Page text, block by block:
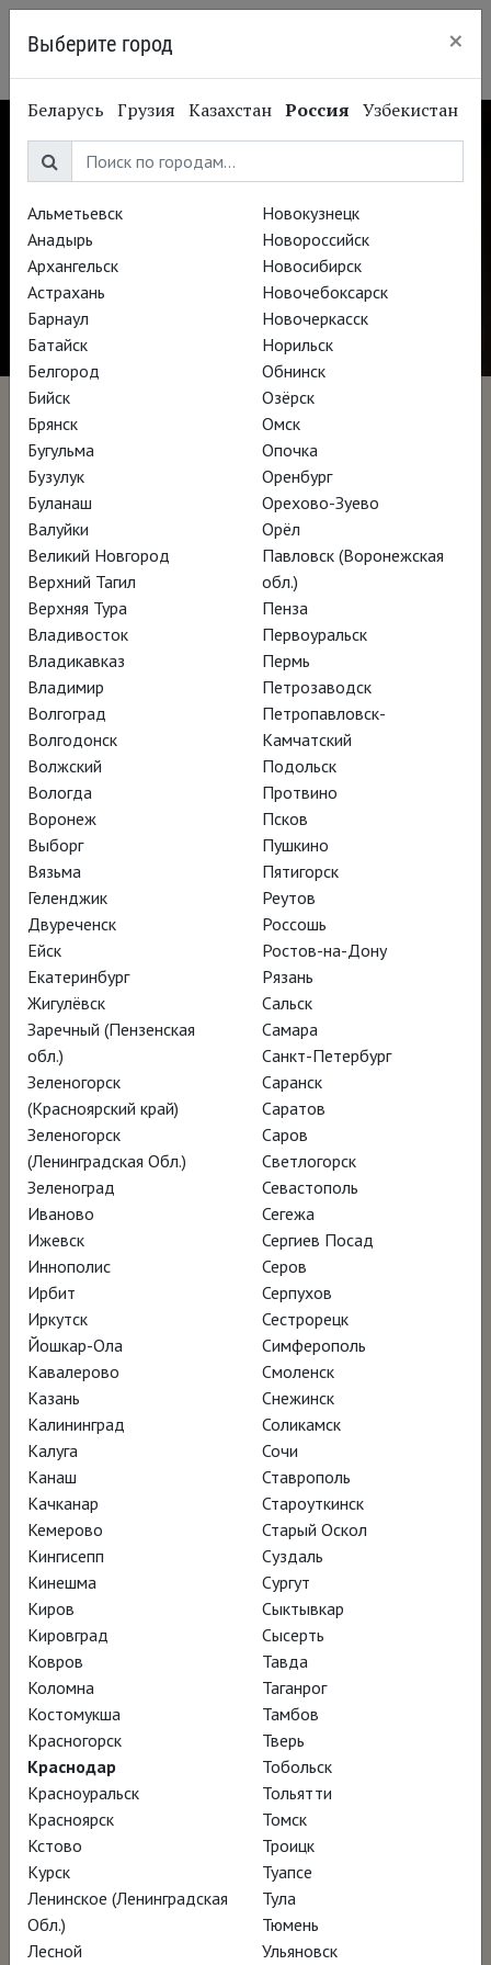
Канова
Режиссёр Франческо Инверницци
Канова — скульптор, который посвятил всю
жизнь поиску гармонии и идеального
начала в искусстве. Но в то же время он
воспевал мир навсегда утраченный: будучи
выходцем из Венеции, Антонио Канова в 40
лет пережил падение Венецианской
республики и стал последним крупным
венецианским мастером. Своим искусством
он пытался остановить время, и главной
идеей его произведений стала идея
красоты, не имеющей начала и конца.
Канова сумел объединить восхищение
греческой Античностью и современность,
остроту переломной эпохи конца XVIII —
начала XIX века. Режиссёр Франческо
Инверницци и съёмочная группа фильма
«Канова» отправляются вслед за мастером
из его родного городка Поссаньо в
Венецию и затем в Рим, где скульптору
предстоит встретиться с самим
Наполеоном.
Выберите город ×
Беларусь Грузия Казахстан Россия Узбекистан
Альметьевск
Анадырь
Архангельск
Астрахань
Барнаул
Батайск
Белгород
Бийск
Брянск
Бугульма
Бузулук
Буланаш
Валуйки
Великий Новгород
Верхний Тагил
Верхняя Тура
Владивосток
Владикавказ
Владимир
Волгоград
Волгодонск
Волжский
Вологда
Воронеж
Выборг
Вязьма
Геленджик
Двуреченск
Ейск
Екатеринбург
Жигулёвск
Заречный (Пензенская
обл.)
Зеленогорск
(Красноярский край)
Зеленогорск
(Ленинградская Обл.)
Зеленоград
Иваново
Ижевск
Иннополис
Ирбит
Иркутск
Йошкар-Ола
Кавалерово
Казань
Калининград
Калуга
Канаш
Качканар
Кемерово
Кингисепп
Кинешма
Киров
Кировград
Ковров
Коломна
Костомукша
Красногорск
Краснодар
Красноуральск
Красноярск
Кстово
Курск
Ленинское (Ленинградская
Обл.)
Лесной
Новокузнецк
Новороссийск
Новосибирск
Новочебоксарск
Новочеркасск
Норильск
Обнинск
Озёрск
Омск
Опочка
Оренбург
Орехово-Зуево
Орёл
Павловск (Воронежская
обл.)
Пенза
Первоуральск
Пермь
Петрозаводск
Петропавловск-
Камчатский
Подольск
Протвино
Псков
Пушкино
Пятигорск
Реутов
Россошь
Ростов-на-Дону
Рязань
Сальск
Самара
Санкт-Петербург
Саранск
Саратов
Саров
Светлогорск
Севастополь
Сегежа
Сергиев Посад
Серов
Серпухов
Сестрорецк
Симферополь
Смоленск
Снежинск
Соликамск
Сочи
Ставрополь
Староуткинск
Старый Оскол
Суздаль
Сургут
Сыктывкар
Сысерть
Тавда
Таганрог
Тамбов
Тверь
Тобольск
Тольятти
Томск
Троицк
Туапсе
Тула
Тюмень
Ульяновск